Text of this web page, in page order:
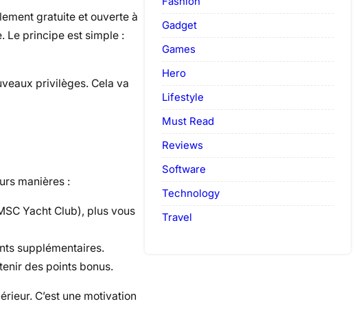
gratuite et ouverte à
Le principe est simple :
privilèges. Cela va
manières :
Yacht Club), plus vous
supplémentaires.
des points bonus.
C’est une motivation
Gadget
Games
Hero
Lifestyle
Must Read
Reviews
Software
Technology
Travel